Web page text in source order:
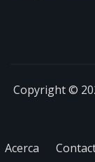
Copyright ©
Acerca